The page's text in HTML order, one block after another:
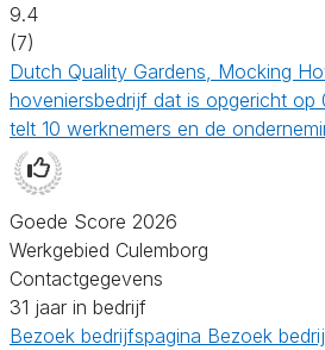
9.4
(7)
Dutch Quality Gardens, Mocking
hoveniersbedrijf dat is opgericht op
telt 10 werknemers en de
Goede Score 2026
Werkgebied Culemborg
Contactgegevens
31 jaar in bedrijf
Bezoek bedrijfspagina Bezoek